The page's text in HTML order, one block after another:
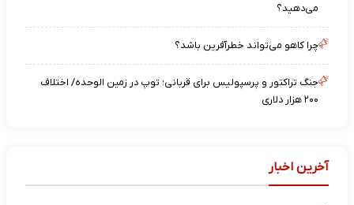
می‌دهید؟
چرا کاهو می‌تواند خطرآفرین باشد؟
جنگ تراکتور و پرسپولیس برای قربانی؛ توپ در زمین الوحده/ اختلاف
۲۰۰ هزار دلاری
آخرین اخبار